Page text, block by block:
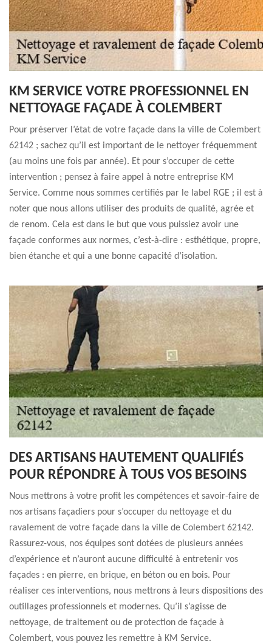
KM SERVICE VOTRE PROFESSIONNEL EN
NETTOYAGE FAÇADE À COLEMBERT
Pour préserver l’état de votre façade dans la ville de Colembert
62142 ; sachez qu’il est important de le nettoyer fréquemment
(au moins une fois par année). Et pour s’occuper de cette
intervention ; pensez à faire appel à notre entreprise KM
Service. Comme nous sommes certifiés par le label RGE ; il est à
noter que nous allons utiliser des produits de qualité, agrée et
de renom. Cela est dans le but que vous puissiez avoir une
façade conformes aux normes, c’est-à-dire : esthétique, propre,
bien étanche et qui a une bonne capacité d’isolation.
DES ARTISANS HAUTEMENT QUALIFIÉS
POUR RÉPONDRE À TOUS VOS BESOINS
Nous mettrons à votre profit les compétences et savoir-faire de
nos artisans façadiers pour s’occuper du nettoyage et du
ravalement de votre façade dans la ville de Colembert 62142.
Rassurez-vous, nos équipes sont dotées de plusieurs années
d’expérience et n’auront aucune difficulté à entretenir vos
façades : en pierre, en brique, en béton ou en bois. Pour
réaliser ces interventions, nous mettrons à leurs dispositions des
outillages professionnels et modernes. Qu’il s’agisse de
nettoyage, de traitement ou de protection de façade à
Colembert, vous pouvez les remettre à KM Service.